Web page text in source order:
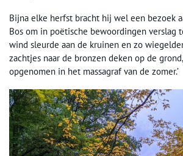
Bijna elke herfst bracht hij wel een bezoek
Bos om in poëtische bewoordingen verslag
wind sleurde aan de kruinen en zo
zachtjes naar de bronzen deken op de
opgenomen in het massagraf van de zomer.’